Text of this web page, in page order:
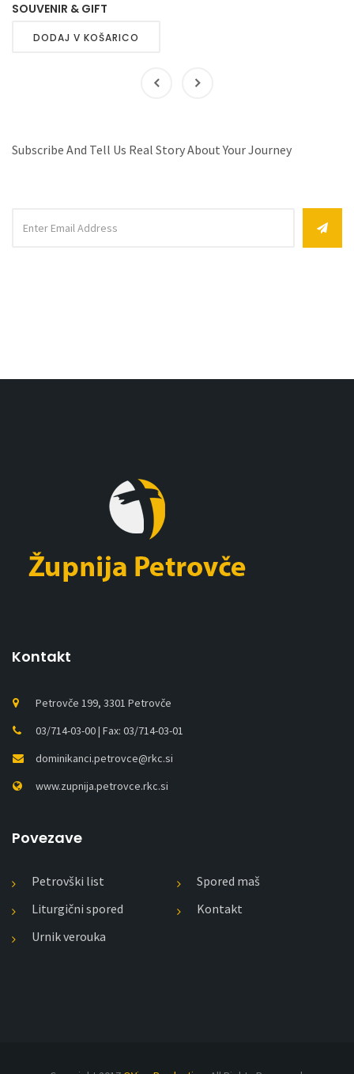
SOUVENIR & GIFT
DODAJ V KOŠARICO
Subscribe And Tell Us Real Story About Your Journey
Kontakt
Petrovče 199, 3301 Petrovče
03/714-03-00 | Fax: 03/714-03-01
dominikanci.petrovce@rkc.si
www.zupnija.petrovce.rkc.si
Povezave
Petrovški list
Spored maš
Liturgični spored
Kontakt
Urnik verouka